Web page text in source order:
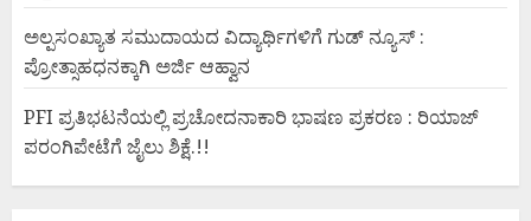
ಅಲ್ಪಸಂಖ್ಯಾತ ಸಮುದಾಯದ ವಿದ್ಯಾರ್ಥಿಗಳಿಗೆ ಗುಡ್ ನ್ಯೂಸ್ :
ಪ್ರೋತ್ಸಾಹಧನಕ್ಕಾಗಿ ಅರ್ಜಿ ಆಹ್ವಾನ
PFI ಪ್ರತಿಭಟನೆಯಲ್ಲಿ ಪ್ರಚೋದನಾಕಾರಿ ಭಾಷಣ ಪ್ರಕರಣ : ರಿಯಾಜ್
ಪರಂಗಿಪೇಟೆಗೆ ಜೈಲು ಶಿಕ್ಷೆ.!!